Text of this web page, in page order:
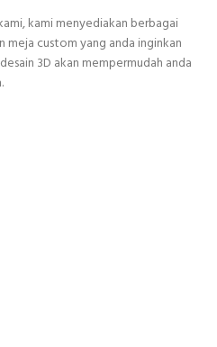
kami menyediakan berbagai
meja custom yang anda inginkan
3D akan mempermudah anda